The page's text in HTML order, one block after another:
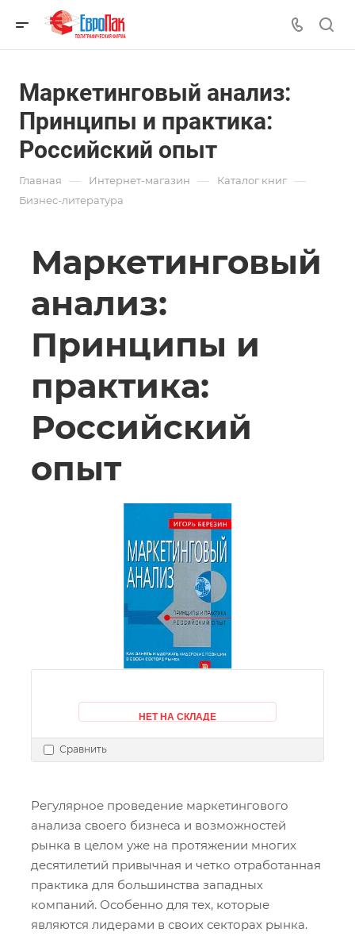
Маркетинговый анализ:
Принципы и практика:
Российский опыт
Главная — Интернет-магазин — Каталог книг —
Бизнес-литература
Маркетинговый
анализ:
Принципы и
практика:
Российский
опыт
НЕТ НА СКЛАДЕ
Сравнить
Регулярное проведение маркетингового
анализа своего бизнеса и возможностей
рынка в целом уже на протяжении многих
десятилетий привычная и четко отработанная
практика для большинства западных
компаний. Особенно для тех, которые
являются лидерами в своих секторах рынка.